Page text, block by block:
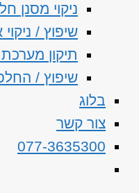
ניקוי מסנן
שיפוץ / ניקוי
תיקון מערכת ABS
שיפוץ /
בלוג
צור קשר
077-3635300